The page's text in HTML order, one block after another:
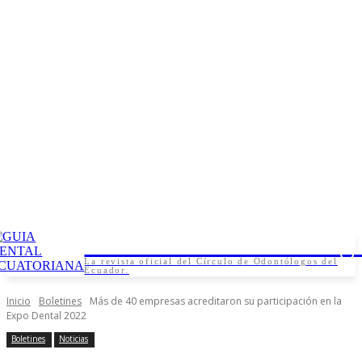
La revista oficial del Círculo de Odontólogos del
Ecuador.
Inicio Boletines
Más de 40 empresas acreditaron su participación en la
Expo Dental 2022
Boletines Noticias